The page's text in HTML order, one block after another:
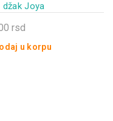
džak Joya
rsd
u korpu